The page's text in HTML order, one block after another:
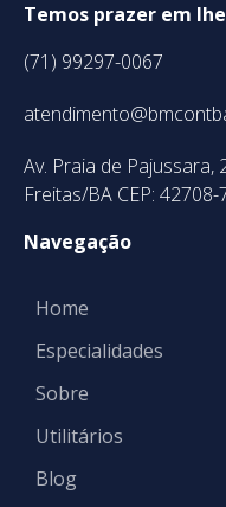
Temos prazer em
(71) 99297-0067
Av. Praia de Pajussara,
Freitas/BA CEP: 42708-
Navegação
Home
Especialidades
Sobre
Utilitários
Blog